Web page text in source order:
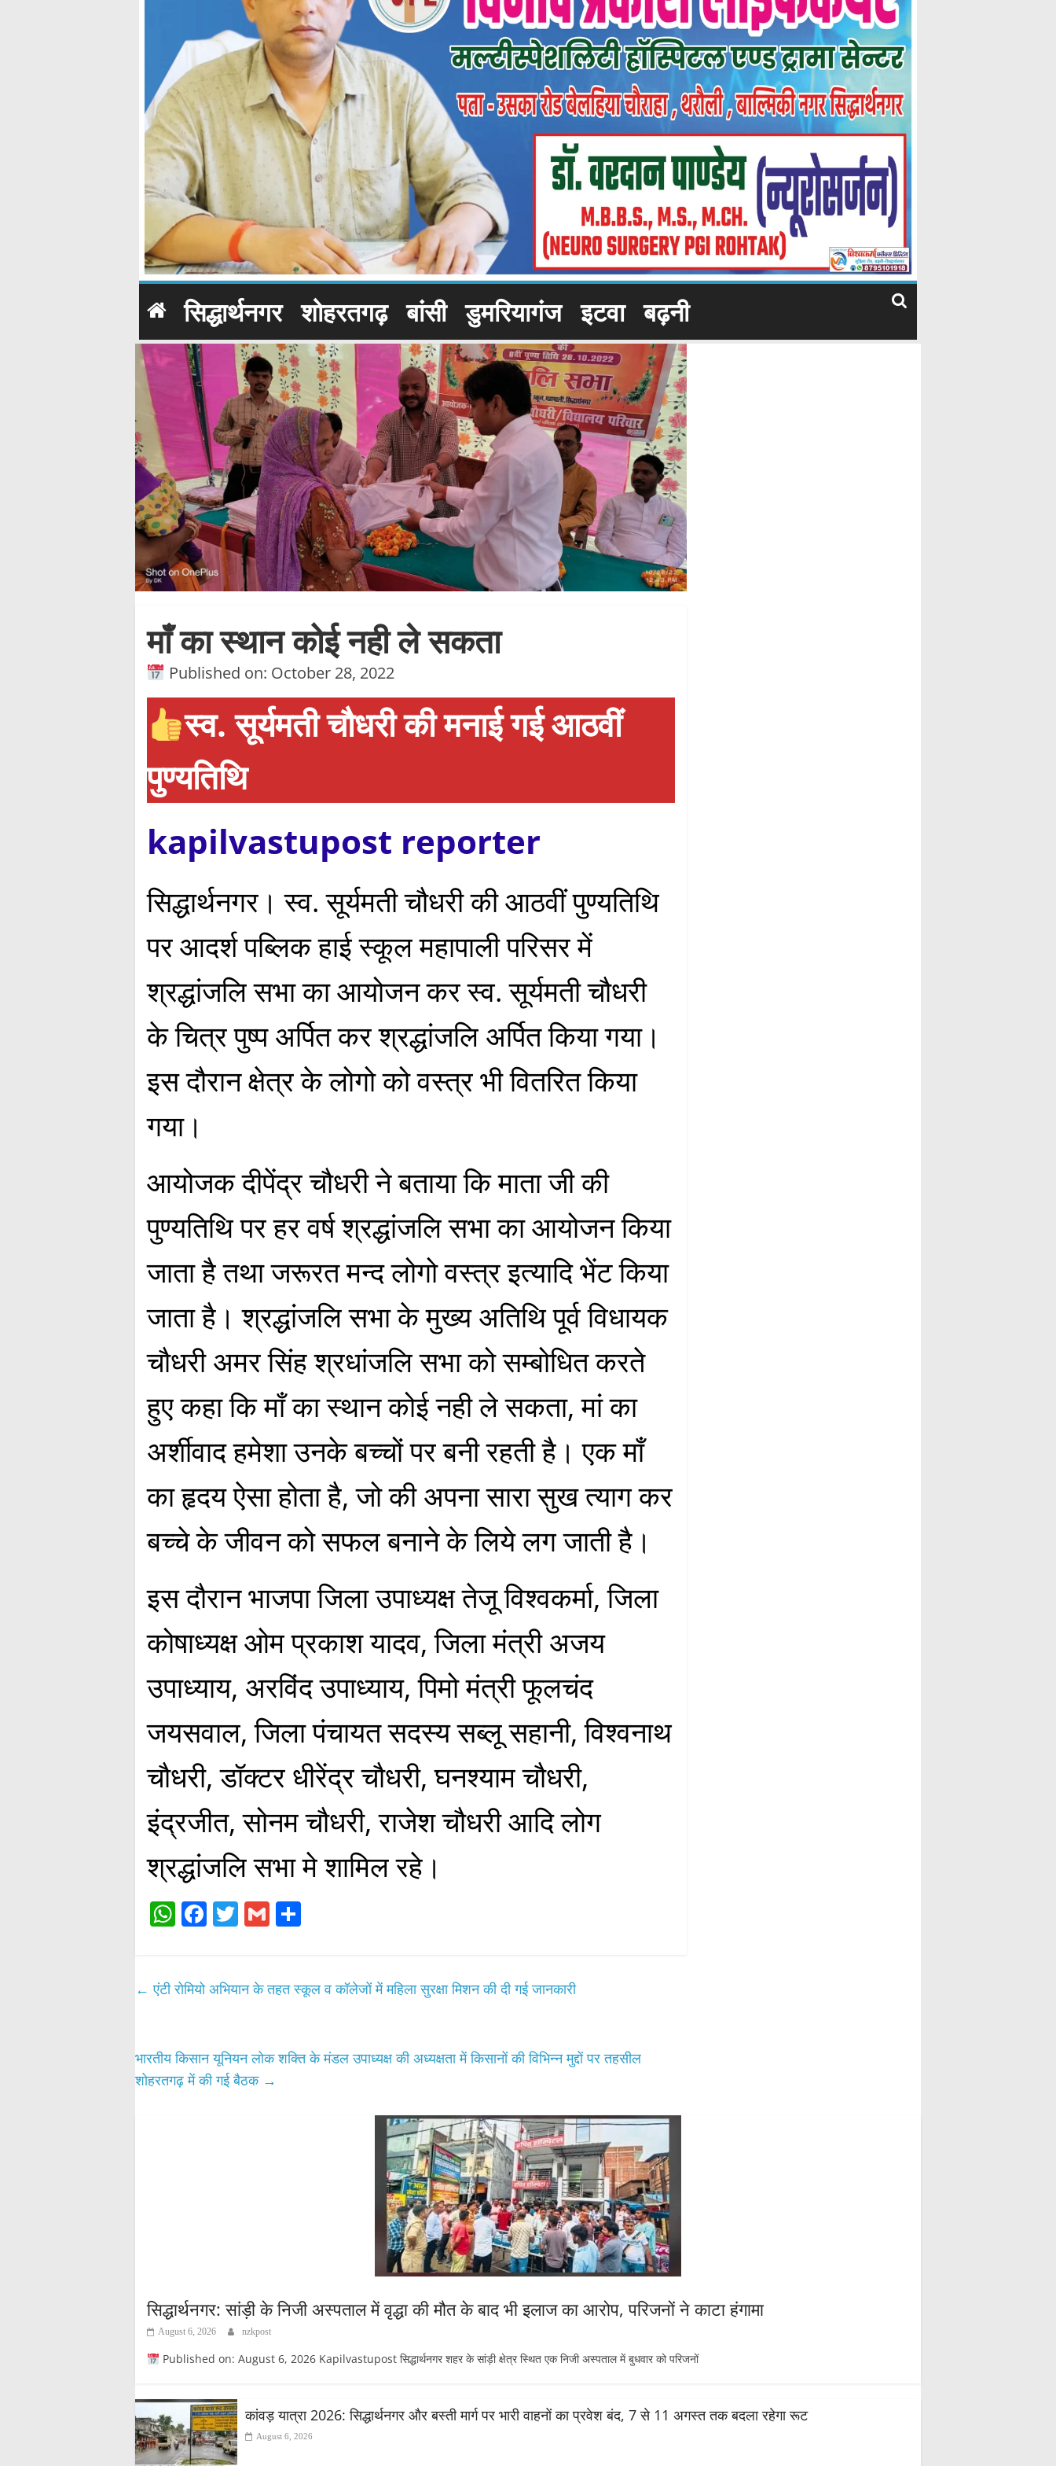
सिद्धार्थनगर शोहरतगढ़ बांसी डुमरियागंज इटवा बढ़नी
माँ का स्थान कोई नही ले सकता
Published on: October 28, 2022
स्व. सूर्यमती चौधरी की मनाई गई आठवीं
पुण्यतिथि
kapilvastupost reporter
सिद्धार्थनगर। स्व. सूर्यमती चौधरी की आठवीं पुण्यतिथि
पर आदर्श पब्लिक हाई स्कूल महापाली परिसर में
श्रद्धांजलि सभा का आयोजन कर स्व. सूर्यमती चौधरी
के चित्र पुष्प अर्पित कर श्रद्धांजलि अर्पित किया गया।
इस दौरान क्षेत्र के लोगो को वस्त्र भी वितरित किया
गया।
आयोजक दीपेंद्र चौधरी ने बताया कि माता जी की
पुण्यतिथि पर हर वर्ष श्रद्धांजलि सभा का आयोजन किया
जाता है तथा जरूरत मन्द लोगो वस्त्र इत्यादि भेंट किया
जाता है। श्रद्धांजलि सभा के मुख्य अतिथि पूर्व विधायक
चौधरी अमर सिंह श्रधांजलि सभा को सम्बोधित करते
हुए कहा कि माँ का स्थान कोई नही ले सकता, मां का
अर्शीवाद हमेशा उनके बच्चों पर बनी रहती है। एक माँ
का हृदय ऐसा होता है, जो की अपना सारा सुख त्याग कर
बच्चे के जीवन को सफल बनाने के लिये लग जाती है।
इस दौरान भाजपा जिला उपाध्यक्ष तेजू विश्वकर्मा, जिला
कोषाध्यक्ष ओम प्रकाश यादव, जिला मंत्री अजय
उपाध्याय, अरविंद उपाध्याय, पिमो मंत्री फूलचंद
जयसवाल, जिला पंचायत सदस्य सब्लू सहानी, विश्वनाथ
चौधरी, डॉक्टर धीरेंद्र चौधरी, घनश्याम चौधरी,
इंद्रजीत, सोनम चौधरी, राजेश चौधरी आदि लोग
श्रद्धांजलि सभा मे शामिल रहे।
W
A
Fa
ok
T
r
G
← एंटी रोमियो अभियान के तहत स्कूल व कॉलेजों में महिला सुरक्षा मिशन की दी गई जानकारी
भारतीय किसान यूनियन लोक शक्ति के मंडल उपाध्यक्ष की अध्यक्षता में किसानों की विभिन्न मुद्दों पर तहसील
शोहरतगढ़ में की गई बैठक →
सिद्धार्थनगर: सांड़ी के निजी अस्पताल में वृद्धा की मौत के बाद भी इलाज का आरोप, परिजनों ने काटा हंगामा
August 6, 2026 nzkpost
Published on: August 6, 2026 Kapilvastupost सिद्धार्थनगर शहर के सांड़ी क्षेत्र स्थित एक निजी अस्पताल में बुधवार को परिजनों
कांवड़ यात्रा 2026: सिद्धार्थनगर और बस्ती मार्ग पर भारी वाहनों का प्रवेश बंद, 7 से 11 अगस्त तक बदला रहेगा रूट
August 6, 2026